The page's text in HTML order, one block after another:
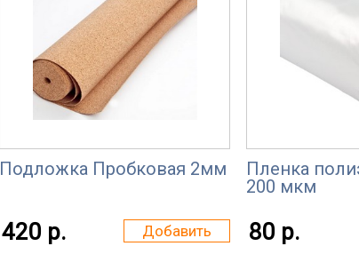
Подложка Пробковая 2мм
420 р. Добавить
Пленка
200 мкм
80 р.